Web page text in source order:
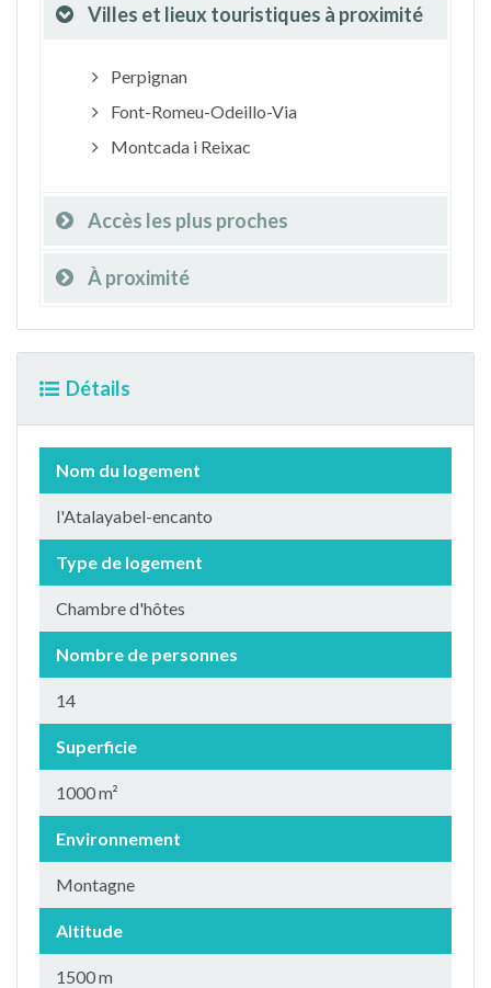
Villes et lieux touristiques à proximité
Perpignan
Font-Romeu-Odeillo-Via
Montcada i Reixac
Accès les plus proches
À proximité
Détails
Nom du logement
l'Atalayabel-encanto
Type de logement
Chambre d'hôtes
Nombre de personnes
14
Superficie
1000 m²
Environnement
Montagne
Altitude
1500 m